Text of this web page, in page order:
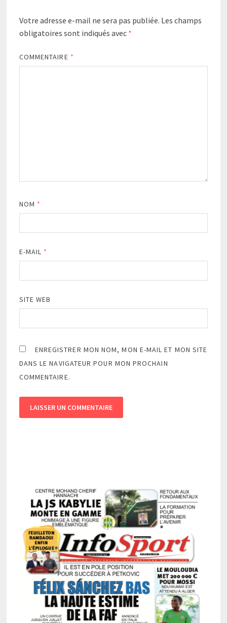
Votre adresse e-mail ne sera pas publiée. Les champs
obligatoires sont indiqués avec *
COMMENTAIRE *
NOM *
E-MAIL *
SITE WEB
ENREGISTRER MON NOM, MON E-MAIL ET MON SITE
DANS LE NAVIGATEUR POUR MON PROCHAIN
COMMENTAIRE.